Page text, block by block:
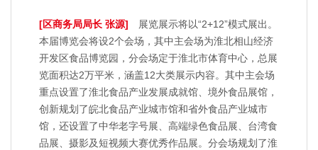
[区商务局局长 张源]
展览展示将以“2+12”模式展出。
本届博览会将设2个会场，其中主会场为淮北相山经济
开发区食品博览园，分会场定于淮北市体育中心，总展
览面积达2万平米，涵盖12大类展示内容。其中主会场
重点设置了淮北食品产业发展成就馆、境外食品展馆，
创新规划了皖北食品产业城市馆和省外食品产业城市
馆，还设置了中华老字号展、高端绿色食品展、台湾食
品展、摄影及短视频大赛优秀作品展。分会场规划了淮